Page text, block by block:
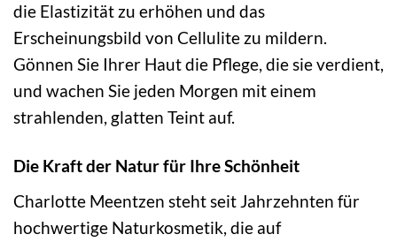
die Elastizität zu erhöhen und das
Erscheinungsbild von Cellulite zu mildern.
Gönnen Sie Ihrer Haut die Pflege, die sie verdient,
und wachen Sie jeden Morgen mit einem
strahlenden, glatten Teint auf.
Die Kraft der Natur für Ihre Schönheit
Charlotte Meentzen steht seit Jahrzehnten für
hochwertige Naturkosmetik, die auf